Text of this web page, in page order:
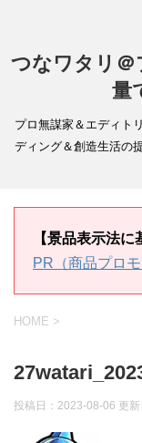
つなワタリ＠
量
プロ無謀家＆エディト
ディング＆創造生活の
【景品表示法に
PR（商品プロ
HOME >
投稿日：2023-08-06 更新